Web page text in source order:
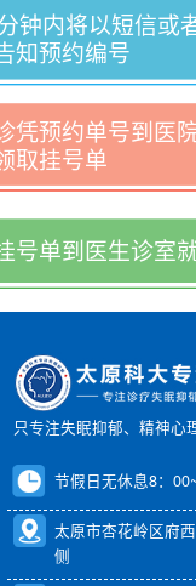
钟内将以短信或
知预约编号
凭预约单号到医
取挂号单
号单到医生诊室
只专注失眠抑郁、精神心
节假日无休息8：
太原市杏花岭区府
侧